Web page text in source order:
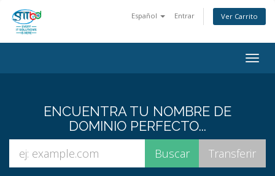
Español Entrar Ver Carrito
ENCUENTRA TU NOMBRE DE
DOMINIO PERFECTO...